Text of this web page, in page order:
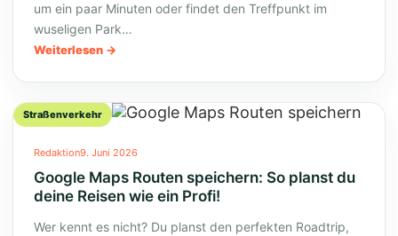
um ein paar Minuten oder findet den Treffpunkt im
wuseligen Park…
Weiterlesen
Straßenverkehr
Redaktion9. Juni 2026
Google Maps Routen speichern: So planst du
deine Reisen wie ein Profi!
Wer kennt es nicht? Du planst den perfekten Roadtrip,